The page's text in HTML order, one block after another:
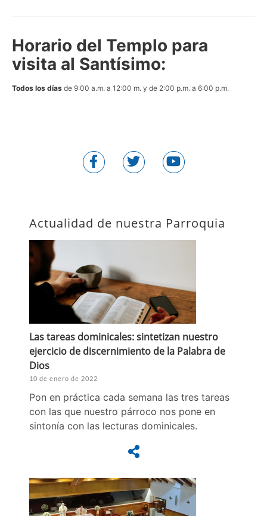
Horario del Templo para
visita al Santísimo:
Todos los días de 9:00 a.m. a 12:00 m. y de 2:00 p.m. a 6:00 p.m.
Actualidad de nuestra Parroquia
Las tareas dominicales: sintetizan nuestro
ejercicio de discernimiento de la Palabra de
Dios
10 de enero de 2022
Pon en práctica cada semana las tres tareas
con las que nuestro párroco nos pone en
sintonía con las lecturas dominicales.